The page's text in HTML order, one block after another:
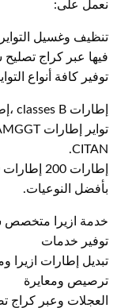
نعمل على:
تنظيف وغسيل
فيها عبر كراج تصليح
توفير كافة أنواع
إطارات classes B ،إطارات R-knacc إطارات viano.
CITAN.
بأفضل النوعيات.
خدمة ازيرا متخصص
توفير خدمات
تبديل إطارات ازيرا
ترصيص ومعايرة
العجلات وعبر كراج